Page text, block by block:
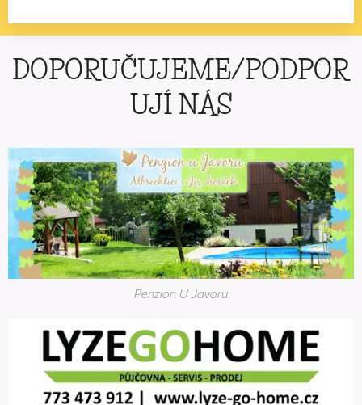
DOPORUČUJEME/PODPOR
UJÍ NÁS
Penzion U Javoru